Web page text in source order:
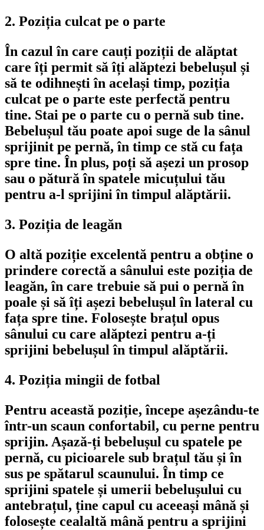
2. Poziția culcat pe o parte
În cazul în care cauți poziții de alăptat
care îți permit să îți alăptezi bebelușul și
să te odihnești în același timp, poziția
culcat pe o parte este perfectă pentru
tine. Stai pe o parte cu o pernă sub tine.
Bebelușul tău poate apoi suge de la sânul
sprijinit pe pernă, în timp ce stă cu fața
spre tine. În plus, poți să așezi un prosop
sau o pătură în spatele micuțului tău
pentru a-l sprijini în timpul alăptării.
3. Poziția de leagăn
O altă poziție excelentă pentru a obține o
prindere corectă a sânului este poziția de
leagăn, în care trebuie să pui o pernă în
poale și să îți așezi bebelușul în lateral cu
fața spre tine. Folosește brațul opus
sânului cu care alăptezi pentru a-ți
sprijini bebelușul în timpul alăptării.
4. Poziția mingii de fotbal
Pentru această poziție, începe așezându-te
într-un scaun confortabil, cu perne pentru
sprijin. Așază-ți bebelușul cu spatele pe
pernă, cu picioarele sub brațul tău și în
sus pe spătarul scaunului. În timp ce
sprijini spatele și umerii bebelușului cu
antebrațul, ține capul cu aceeași mână și
folosește cealaltă mână pentru a sprijini